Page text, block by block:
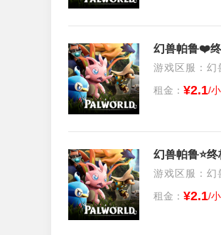
游戏区服：
租金： ¥2.1/
幻兽帕鲁⭐️
游戏区服：
租金： ¥2.1/